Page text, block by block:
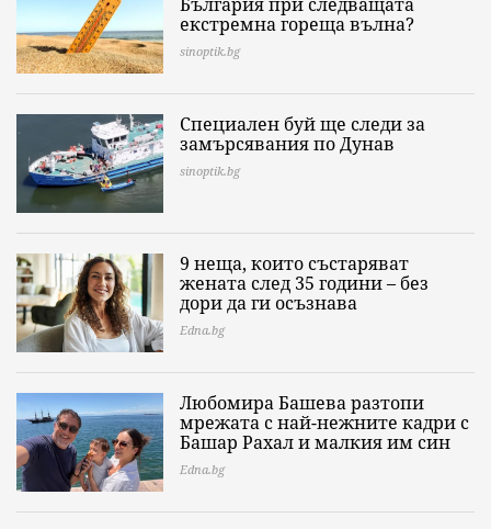
България при следващата
екстремна гореща вълна?
sinoptik.bg
Специален буй ще следи за
замърсявания по Дунав
sinoptik.bg
9 неща, които състаряват
жената след 35 години – без
дори да ги осъзнава
Edna.bg
Любомира Башева разтопи
мрежата с най-нежните кадри с
Башар Рахал и малкия им син
Edna.bg